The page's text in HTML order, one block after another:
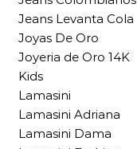
Jeans Levanta Cola
Joyas De Oro
Joyeria de Oro 14K
Kids
Lamasini
Lamasini Adriana
Lamasini Dama